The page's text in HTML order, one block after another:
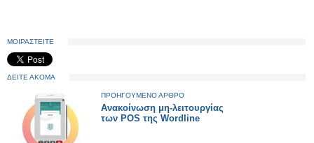
ΜΟΙΡΑΣΤΕΙΤΕ
ΔΕΙΤΕ ΑΚΟΜΑ
ΠΡΟΗΓΟΥΜΕΝΟ ΑΡΘΡΟ
Ανακοίνωση μη-λειτουργίας
των POS της Wordline